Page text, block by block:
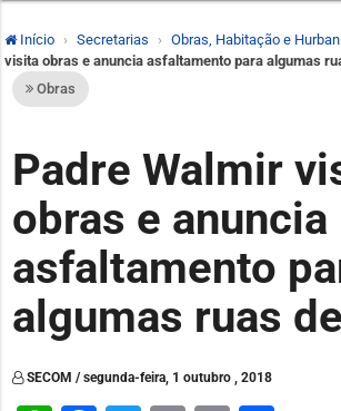
Início Secretarias Obras, Habitação e
visita obras e anuncia asfaltamento para algumas
Obras
Padre Walmir
obras e anuncia
asfaltamento
algumas ruas
SECOM / segunda-feira, 1 outubro , 2018